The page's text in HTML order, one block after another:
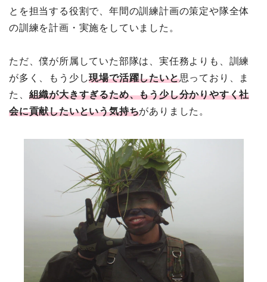
とを担当する役割で、年間の訓練計画の策定や隊全体
の訓練を計画・実施をしていました。
ただ、僕が所属していた部隊は、実任務よりも、訓練
が多く、もう少し現場で活躍したいと思っており、ま
た、 組織が大きすぎるため、もう少し分かりやすく社
会に貢献したいという気持ちがありました。